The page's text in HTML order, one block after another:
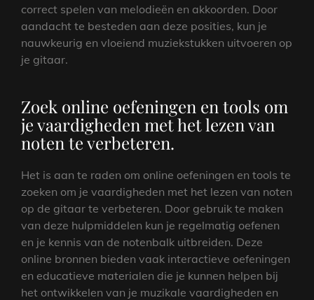
correct spelen van melodieën en akkoorden. Door
aandacht te besteden aan deze posities, kun je
nauwkeurig en vloeiend muziekstukken uitvoeren op
je gitaar.
Zoek online oefeningen en tools om
je vaardigheden met het lezen van
noten te verbeteren.
Het is aan te raden om online oefeningen en tools te
zoeken om je vaardigheden met het lezen van noten
op de gitaar te verbeteren. Door gebruik te maken
van deze hulpmiddelen kun je regelmatig oefenen
en je kennis van de notenbalk uitbreiden. Deze
online bronnen bieden vaak interactieve oefeningen
en educatieve materialen die je kunnen helpen bij
het ontwikkelen van je muzikale vaardigheden en